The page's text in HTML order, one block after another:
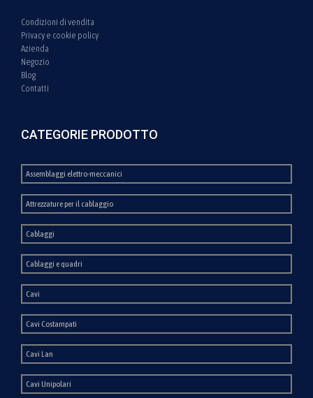
Condizioni di vendita
Privacy e cookie policy
Azienda
Negozio
Blog
Contatti
CATEGORIE PRODOTTO
Assemblaggi elettro-meccanici
Attrezzature per il cablaggio
Cablaggi
Cablaggi e quadri
Cavi
Cavi Costampati
Cavi Lan
Cavi Unipolari